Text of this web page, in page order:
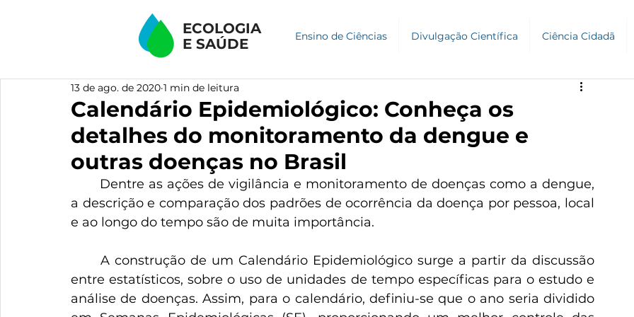
ECOLOGIA
E SAÚDE Ensino de Ciências Divulgação Científica Ciência Cidadã
Calendário Epidemiológico: Conheça os
detalhes do monitoramento da dengue e
outras doenças no Brasil
13 de ago. de 2020 1 min de leitura
a descrição e comparação dos padrões de ocorrência da doença por pessoa, local
e ao longo do tempo são de muita importância.
entre estatísticos, sobre o uso de unidades de tempo específicas para o estudo e
análise de doenças. Assim, para o calendário, definiu-se que o ano seria dividido